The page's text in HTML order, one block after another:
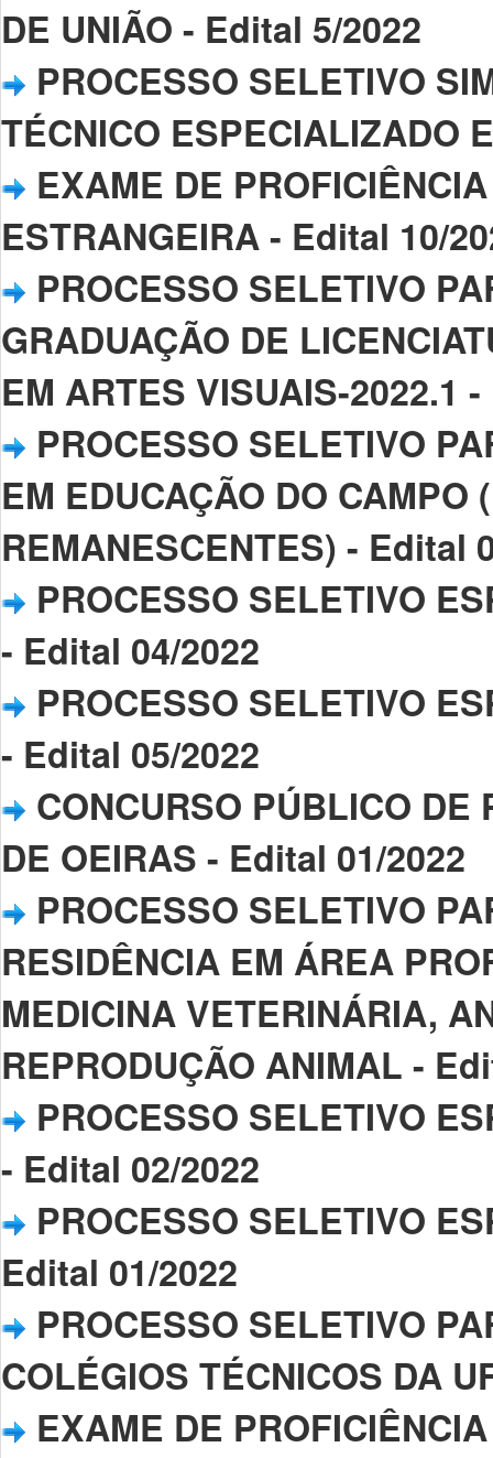
DE UNIÃO - Edital 5/2022
PROCESSO SELETIVO
TÉCNICO ESPECIALIZADO
EXAME DE
ESTRANGEIRA - Edital 10/
PROCESSO SELETIVO
GRADUAÇÃO DE
EM ARTES VISUAIS-2022.1
PROCESSO SELETIVO
EM EDUCAÇÃO DO CAMPO
REMANESCENTES) - Edital
PROCESSO SELETIVO
- Edital 04/2022
PROCESSO SELETIVO
- Edital 05/2022
CONCURSO PÚBLICO DE
DE OEIRAS - Edital 01/2022
PROCESSO SELETIVO
RESIDÊNCIA EM ÁREA
MEDICINA VETERINÁRIA,
REPRODUÇÃO ANIMAL -
PROCESSO SELETIVO
- Edital 02/2022
PROCESSO SELETIVO
Edital 01/2022
PROCESSO SELETIVO
COLÉGIOS TÉCNICOS DA
EXAME DE